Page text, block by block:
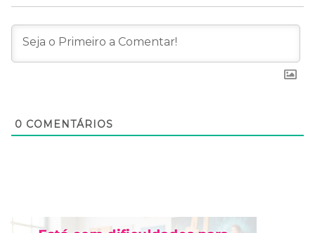
0 COMENTÁRIOS